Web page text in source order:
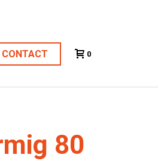
CONTACT 0
80